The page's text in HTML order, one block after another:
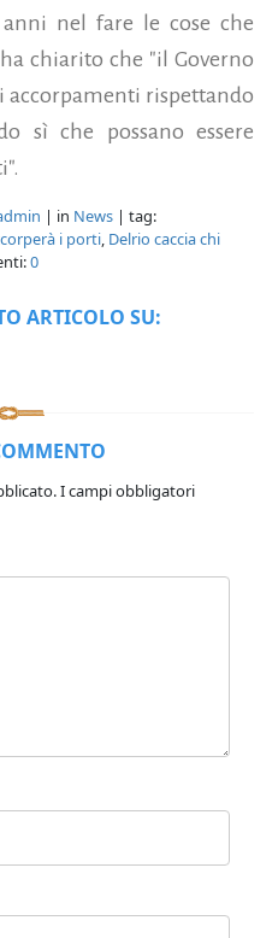
nel fare le cose che
ha chiarito che "il Governo
accorpamenti rispettando
sì che possano essere
| in News | tag:
i porti Delrio caccia chi
0
ARTICOLO SU:
I campi obbligatori